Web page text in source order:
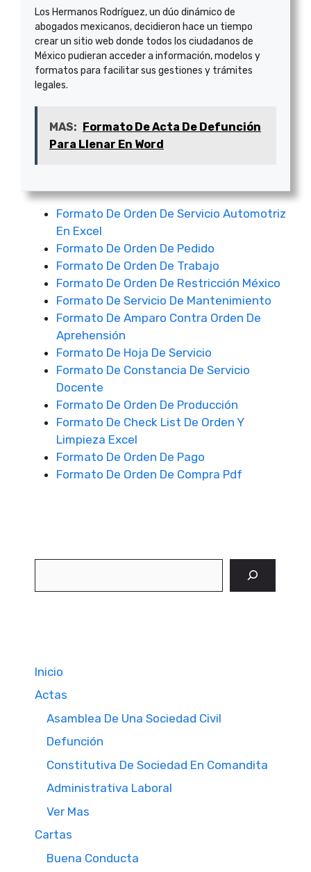
Los Hermanos Rodríguez, un dúo dinámico de
abogados mexicanos, decidieron hace un tiempo
crear un sitio web donde todos los ciudadanos de
México pudieran acceder a información, modelos y
formatos para facilitar sus gestiones y trámites
legales.
MAS: Formato De Acta De Defunción
Para Llenar En Word
Formato De Orden De Servicio Automotriz
En Excel
Formato De Orden De Pedido
Formato De Orden De Trabajo
Formato De Orden De Restricción México
Formato De Servicio De Mantenimiento
Formato De Amparo Contra Orden De
Aprehensión
Formato De Hoja De Servicio
Formato De Constancia De Servicio
Docente
Formato De Orden De Producción
Formato De Check List De Orden Y
Limpieza Excel
Formato De Orden De Pago
Formato De Orden De Compra Pdf
Inicio
Actas
Asamblea De Una Sociedad Civil
Defunción
Constitutiva De Sociedad En Comandita
Administrativa Laboral
Ver Mas
Cartas
Buena Conducta